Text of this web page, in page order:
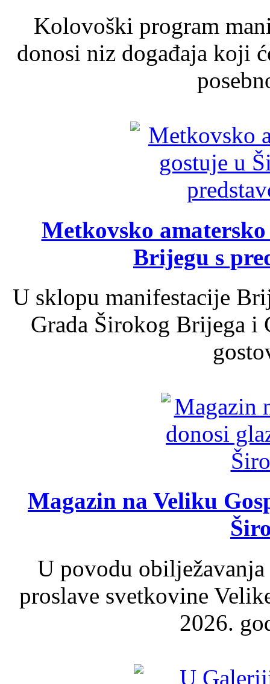
Kolovoški program
donosi niz događaja koji
Metkovsko
Brijegu s
U sklopu manifestacije
Grada Širokog Brijega
Magazin na Veliku
U povodu
proslave svetkovine
2026.